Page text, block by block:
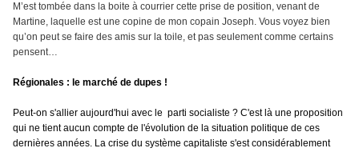
M’est tombée dans la boite à courrier cette prise de position, venant de
Martine, laquelle est une copine de mon copain Joseph. Vous voyez bien
qu’on peut se faire des amis sur la toile, et pas seulement comme certains
pensent…
Régionales : le marché de dupes !
Peut-on s'allier aujourd'hui avec le parti socialiste ? C'est là une proposition
qui ne tient aucun compte de l'évolution de la situation politique de ces
dernières années. La crise du système capitaliste s'est considérablement